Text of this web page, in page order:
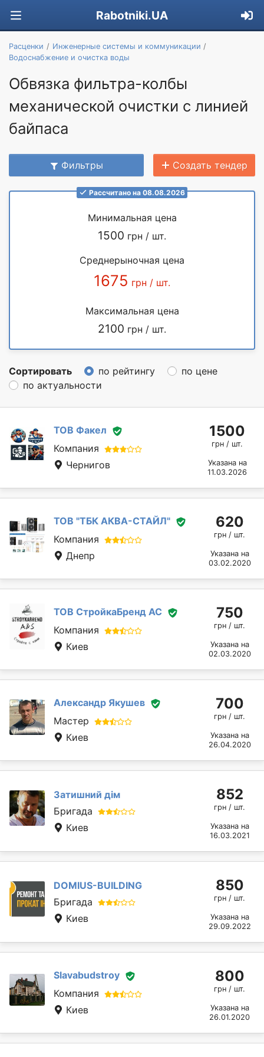
Rabotniki.UA
Расценки
Инженерные системы и коммуникации
Водоснабжение и очистка воды
Обвязка фильтра-колбы
механической очистки с линией
байпаса
Фильтры Создать тендер
Рассчитано на 08.08.2026
Минимальная цена
1500 грн / шт.
Среднерыночная цена
1675 грн / шт.
Максимальная цена
2100 грн / шт.
Сортировать по рейтингу
по цене
по актуальности
ТОВ Факел
Компания
Чернигов
1500
грн / шт.
Указана на
11.03.2026
ТОВ "ТБК АКВА-СТАЙЛ"
Компания
Днепр
620
грн / шт.
Указана на
03.02.2020
ТОВ СтройкаБренд АС
Компания
Киев
750
грн / шт.
Указана на
02.03.2020
Александр Якушев
Мастер
Киев
700
грн / шт.
Указана на
26.04.2020
Затишний дім
Бригада
Киев
852
грн / шт.
Указана на
16.03.2021
DOMIUS-BUILDING
Бригада
Киев
850
грн / шт.
Указана на
29.09.2022
Slavabudstroy
Компания
Киев
800
грн / шт.
Указана на
26.01.2020